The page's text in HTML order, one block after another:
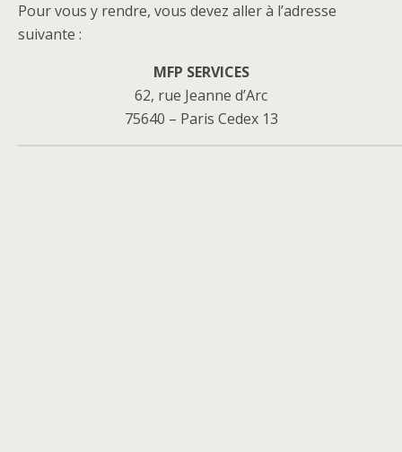
Pour vous y rendre, vous devez aller à l’adresse
suivante :
MFP SERVICES
62, rue Jeanne d’Arc
75640 – Paris Cedex 13